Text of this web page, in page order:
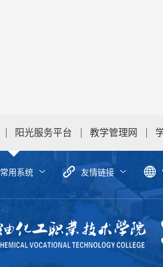
阳光服务平台 教学管理网
常用系统 友情链接